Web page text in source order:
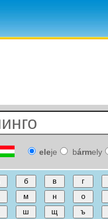
eleje bármely